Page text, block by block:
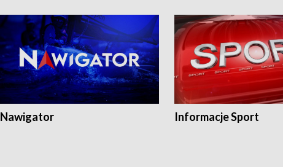
Nawigator Informacje Sport